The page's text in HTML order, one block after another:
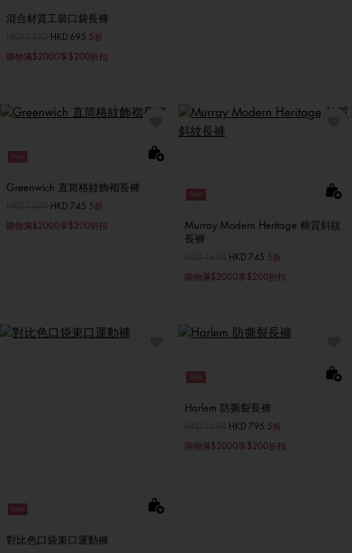
混合材質工裝口袋長褲
至HKD 695 5折
購物滿$2000享$200折扣
Sale
Greenwich 直筒格紋飾褶長褲
至HKD 745 5折
購物滿$2000享$200折扣
Sale
Murray Modern Heritage 棉質斜紋
長褲
至HKD 745 5折
購物滿$2000享$200折扣
Sale
對比色口袋束口運動褲
Sale
Harlem 防撕裂長褲
至HKD 795 5折
購物滿$2000享$200折扣